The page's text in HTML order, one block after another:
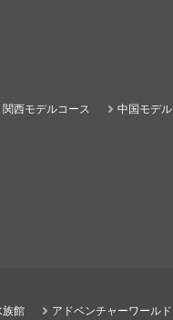
関西モデルコース 中国モデ
族館 アドベンチャーワールド